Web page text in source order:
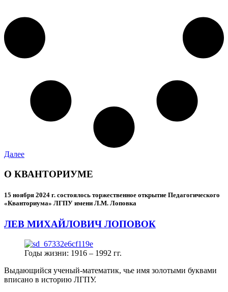
Далее
О КВАНТОРИУМЕ
15 ноября 2024 г. состоялось торжественное открытие Педагогического
«Кванториума» ЛГПУ имени Л.М. Лоповка
ЛЕВ МИХАЙЛОВИЧ ЛОПОВОК
Годы жизни: 1916 – 1992 гг.
Выдающийся ученый-математик, чье имя золотыми буквами
вписано в историю ЛГПУ.